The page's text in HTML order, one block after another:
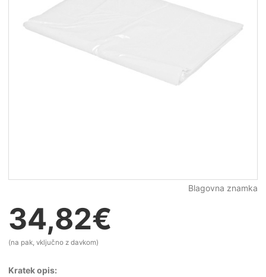
Blagovna znamka
34,82€
(na pak, vključno z davkom)
Kratek opis: